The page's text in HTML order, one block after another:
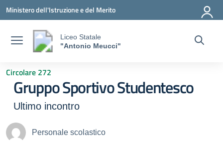
Vai ai contenuti
Vai al menu di navigazione
Vai al footer
Ministero dell'Istruzione e del Merito
Liceo Statale
"Antonio Meucci"
Circolare 272
Gruppo Sportivo Studentesco
Ultimo incontro
Personale scolastico